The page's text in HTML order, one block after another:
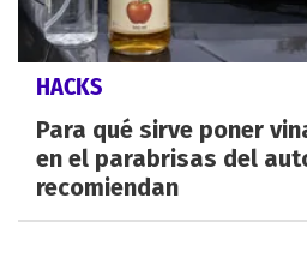
HACKS
Para qué sirve poner
en el parabrisas del
recomiendan